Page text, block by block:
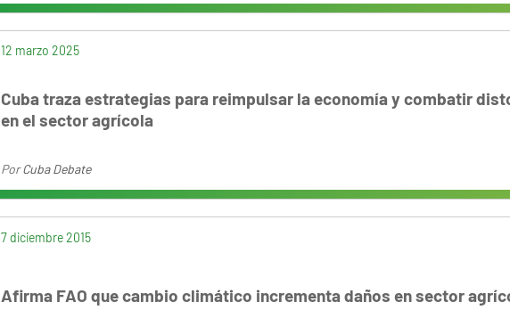
12 marzo 2025
Cuba traza estrategias para reimpulsar la economía y combatir
en el sector agrícola
PorCuba Debate
7 diciembre 2015
Afirma FAO que cambio climático incrementa daños en sector